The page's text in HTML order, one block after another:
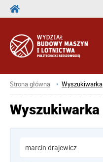
Strona główna Wyszukiwarka
Wyszukiwarka